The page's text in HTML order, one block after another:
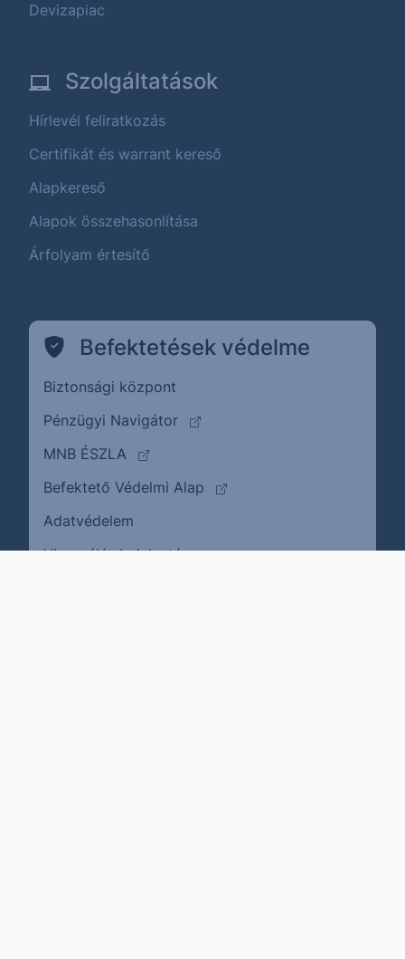
Devizapiac
Szolgáltatások
Hírlevél feliratkozás
Certifikát és warrant kereső
Alapkereső
Alapok összehasonlítása
Árfolyam értesítő
Befektetések védelme
Biztonsági központ
Pénzügyi Navigátor
(külső oldalra ugrik)
MNB ÉSZLA
(külső oldalra ugrik)
Befektető Védelmi Alap
(külső oldalra ugrik)
Adatvédelem
Visszaélés bejelentése(külső oldalra ugrik)